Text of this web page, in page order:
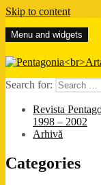
Skip to content
Pentagonia
Arta predării
Menu and widgets
Search for:
Revista
1998 – 2002
Arhivă
Categories